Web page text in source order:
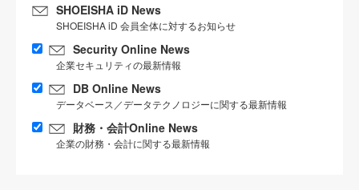
SHOEISHA iD News
SHOEISHA iD 会員全体に対するお知らせ
Security Online News
企業セキュリティの最新情報
DB Online News
データベース／データテクノロジーに関する最新情報
財務・会計Online News
企業の財務・会計に関する最新情報